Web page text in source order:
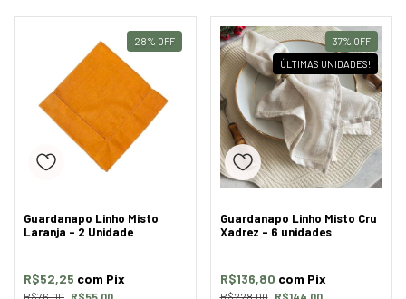
28% OFF
Guardanapo Linho Misto
Laranja - 2 Unidade
R$52,25 com Pix
37% OFF
ÚLTIMAS UNIDADES!
Guardanapo Linho Misto Cru
Xadrez - 6 unidades
R$136,80 com Pix